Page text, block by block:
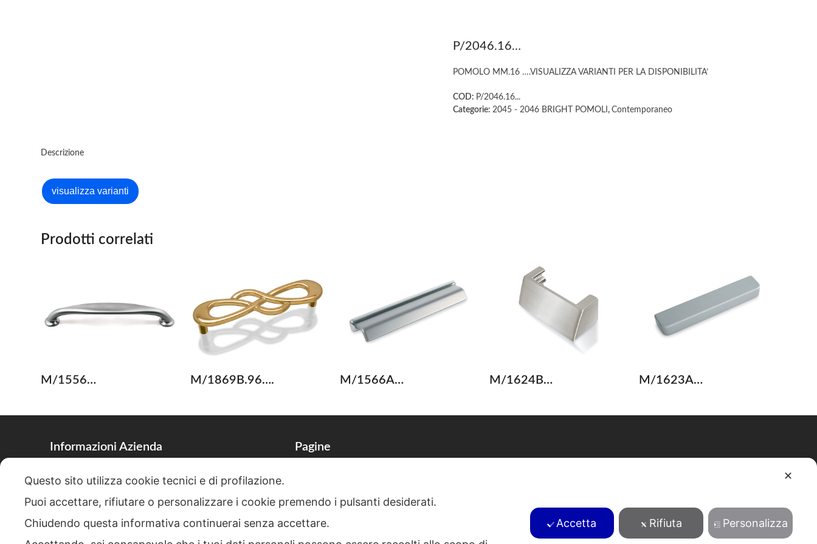
P/2046.16…
POMOLO MM.16 ….VISUALIZZA VARIANTI PER LA DISPONIBILITA’
COD: P/2046.16...
Categorie: 2045 - 2046 BRIGHT POMOLI , Contemporaneo
Descrizione
Prodotti correlati
M/1556… M/1869B.96…. M/1566A… M/1624B… M/1623A…
Informazioni Azienda
+39 (0362) 924309
info@fratellitentori.it
Pagine
Cookies
✕
Questo sito utilizza cookie tecnici e di profilazione.
Puoi accettare, rifiutare o personalizzare i cookie premendo i pulsanti desiderati.
Chiudendo questa informativa continuerai senza accettare.
Accetta Rifiuta Personalizza